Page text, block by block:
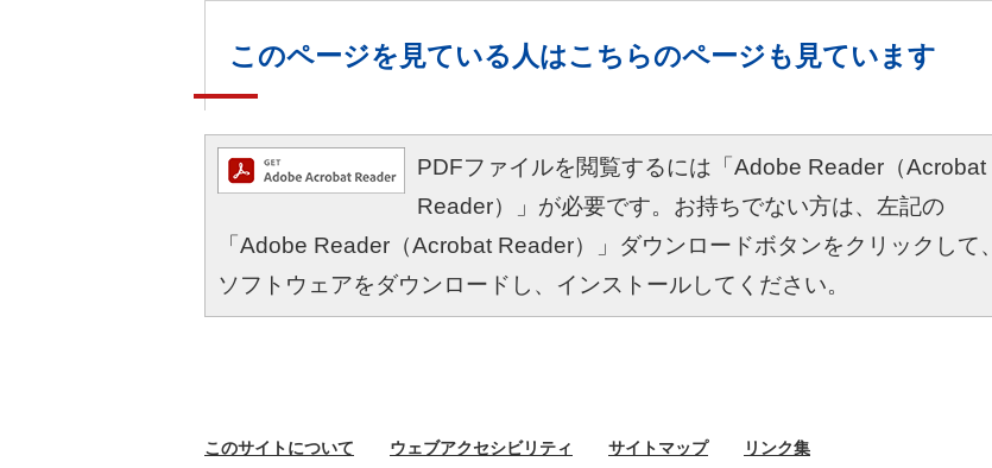
このページを見ている人はこちらのページも見ています
PDFファイルを閲覧するには「Adobe Reader（Acrobat
Reader）」が必要です。お持ちでない方は、左記の
「Adobe Reader（Acrobat Reader）」ダウンロードボタンをクリックして、
ソフトウェアをダウンロードし、インストールしてください。
このサイトについて ウェブアクセシビリティ サイトマップ リンク集